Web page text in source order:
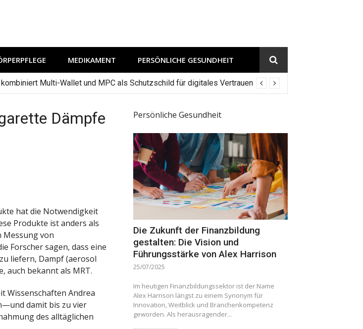
MEDIKAMENT PERSÖNLICHE GESUNDHEIT
Multi-Wallet und MPC als Schutzschild für digitales Vertrauen
Dämpfe
hat die Notwendigkeit
Produkte ist anders als
Messung von
Forscher sagen, dass eine
liefern, Dampf (aerosol
auch bekannt als MRT.
Wissenschaften Andrea
damit bis zu vier
des alltäglichen
Persönliche Gesundheit
Die Zukunft der Finanzbildung
gestalten: Die Vision und
Führungsstärke von Alex Harrison
25/07/2025
Im heutigen Finanzbildungssektor ist der Name
Alex Harrison längst zu einem Synonym für
Innovation, Weitblick und Branchenkompetenz
geworden. Als herausragender...